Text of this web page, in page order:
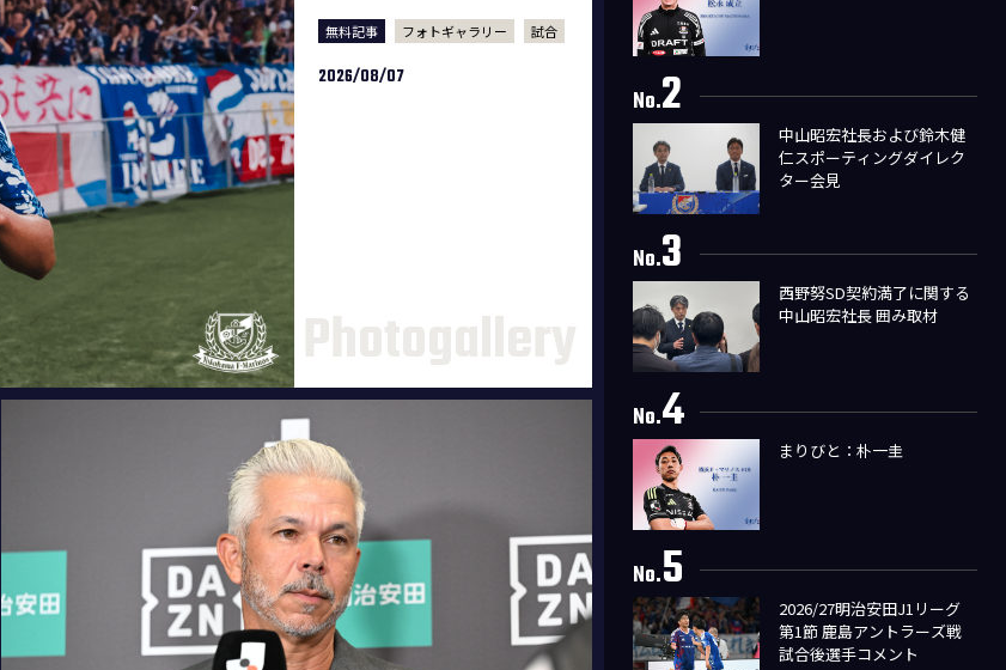
無料記事 フォトギャラリー 試合
2026/08/07
No.2
中山昭宏社長および鈴木健
仁スポーティングダイレク
ター会見
No.3
西野努SD契約満了に関する
中山昭宏社長 囲み取材
No.4
まりびと：朴一圭
No.5
2026/27明治安田J1リーグ
第1節 鹿島アントラーズ戦
試合後選手コメント